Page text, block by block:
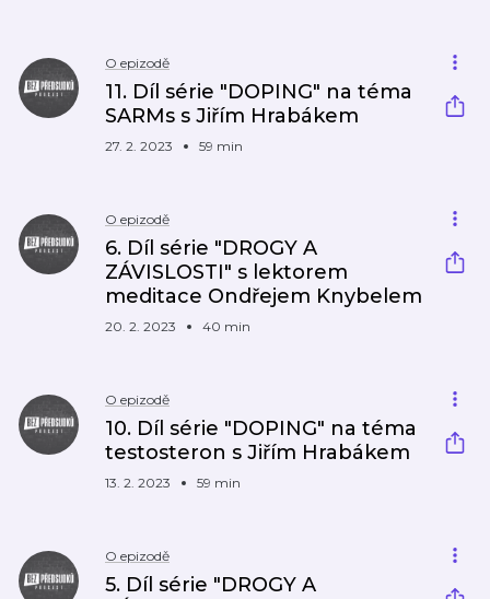
O epizodě
11. Díl série "DOPING" na téma
SARMs s Jiřím Hrabákem
27. 2. 2023 59 min
O epizodě
6. Díl série "DROGY A
ZÁVISLOSTI" s lektorem
meditace Ondřejem Knybelem
20. 2. 2023 40 min
O epizodě
10. Díl série "DOPING" na téma
testosteron s Jiřím Hrabákem
13. 2. 2023 59 min
O epizodě
5. Díl série "DROGY A